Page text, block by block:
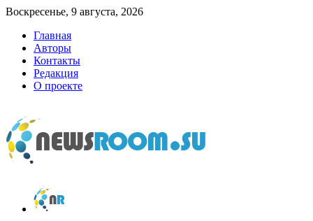
Воскресенье, 9 августа, 2026
Главная
Авторы
Контакты
Редакция
О проекте
newsroom.su
Новости о новостях